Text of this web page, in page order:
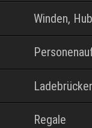
Winden,
Regale